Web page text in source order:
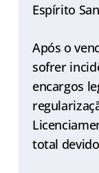
Espírito
Após o
sofrer
encargos
total